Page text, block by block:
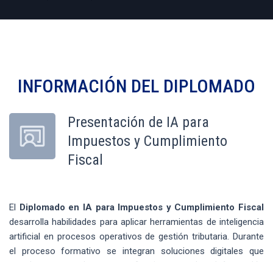
INFORMACIÓN DEL DIPLOMADO
Presentación de IA para
Impuestos y Cumplimiento
Fiscal
El Diplomado en IA para Impuestos y Cumplimiento Fiscal
desarrolla habilidades para aplicar herramientas de inteligencia
artificial en procesos operativos de gestión tributaria. Durante
el proceso formativo se integran soluciones digitales que